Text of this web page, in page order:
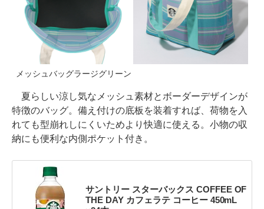
メッシュバッグラージグリーン
夏らしい涼し気なメッシュ素材とボーダーデザインが
特徴のバッグ。備え付けの底板を装着すれば、荷物を入
れても型崩れしにくいためより快適に使える。小物の収
納にも便利な内側ポケット付き。
サントリー スターバックス COFFEE OF
THE DAY カフェラテ コーヒー 450mL